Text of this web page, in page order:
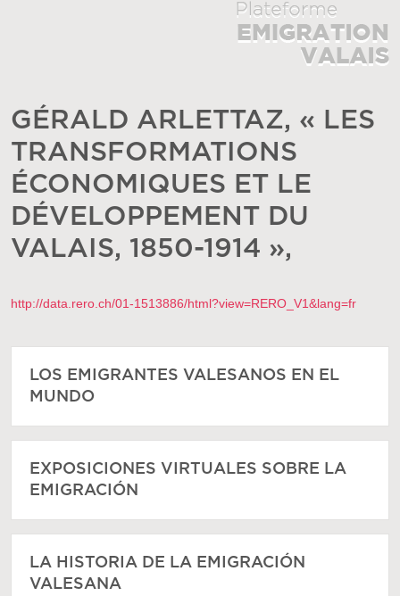
GÉRALD ARLETTAZ, « LES
TRANSFORMATIONS
ÉCONOMIQUES ET LE
DÉVELOPPEMENT DU
VALAIS, 1850-1914 »,
http://data.rero.ch/01-1513886/html?view=RERO_V1&lang=fr
LOS EMIGRANTES VALESANOS EN EL
MUNDO
EXPOSICIONES VIRTUALES SOBRE LA
EMIGRACIÓN
LA HISTORIA DE LA EMIGRACIÓN
VALESANA